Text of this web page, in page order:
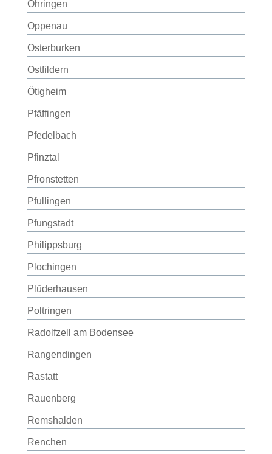
Öhringen
Oppenau
Osterburken
Ostfildern
Ötigheim
Pfäffingen
Pfedelbach
Pfinztal
Pfronstetten
Pfullingen
Pfungstadt
Philippsburg
Plochingen
Plüderhausen
Poltringen
Radolfzell am Bodensee
Rangendingen
Rastatt
Rauenberg
Remshalden
Renchen